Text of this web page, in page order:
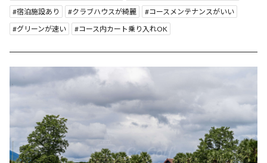
宿泊施設あり
クラブハウスが綺麗
コースメンテナンスがいい
グリーンが速い
コース内カート乗り入れOK